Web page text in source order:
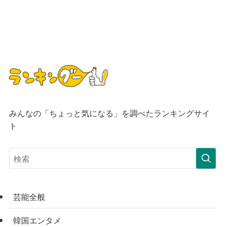
みんなの「ちょっと気になる」を調べたランキングサイ
ト
芸能全般
韓国エンタメ